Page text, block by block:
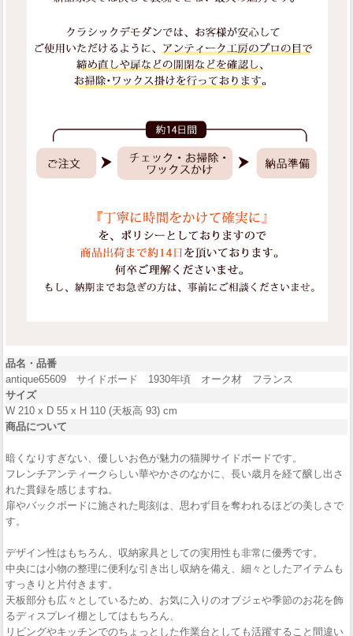
品名・品番
antique65609 サイドボード 1930年頃 オーク材 フランス
サイズ
W 210 x D 55 x H 110 (天板高 93) cm
商品について
暗くなりすぎない、優しいお色が魅力の猫脚サイドボードです。
フレンチアンティークらしい華やかさのなかに、長い歳月を経て醸し出さ
れた貫録を感じますね。
扉やバックボードに施された彫刻は、思わず目を奪われるほどの美しさで
す。
デザイン性はもちろん、収納家具としての実用性も非常に優秀です。
中央には小物の整理に便利な引き出し収納を備え、細々としたアイテムも
すっきりと片付きます。
天板部分も広々としているため、お気に入りのオブジェや季節のお花を飾
るディスプレイ棚としてはもちろん、
リビングやキッチンでのちょっとした作業台としても活躍すること間違い